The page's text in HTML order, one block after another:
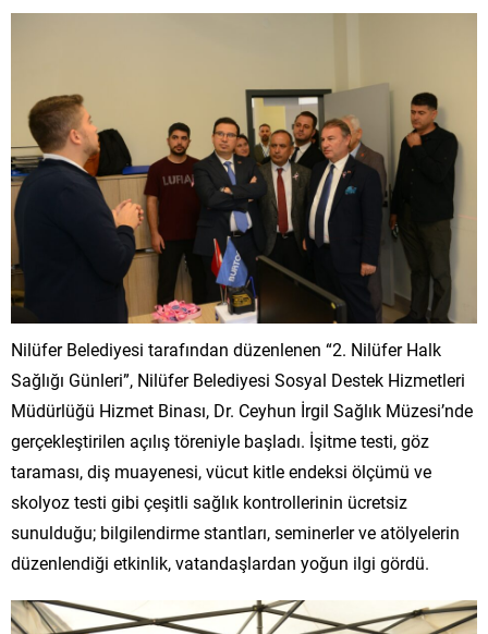
Nilüfer Belediyesi tarafından düzenlenen “2. Nilüfer Halk
Sağlığı Günleri”, Nilüfer Belediyesi Sosyal Destek Hizmetleri
Müdürlüğü Hizmet Binası, Dr. Ceyhun İrgil Sağlık Müzesi’nde
gerçekleştirilen açılış töreniyle başladı. İşitme testi, göz
taraması, diş muayenesi, vücut kitle endeksi ölçümü ve
skolyoz testi gibi çeşitli sağlık kontrollerinin ücretsiz
sunulduğu; bilgilendirme stantları, seminerler ve atölyelerin
düzenlendiği etkinlik, vatandaşlardan yoğun ilgi gördü.